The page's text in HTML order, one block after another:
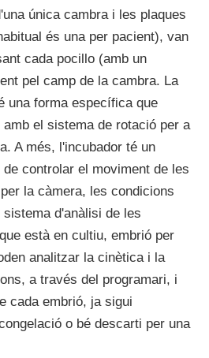
única cambra i les plaques
és una per pacient), van
cada pocillo (amb un
pel camp de la cambra. La
una forma específica que
el sistema de rotació per a
A més, l'incubador té un
controlar el moviment de les
la càmera, les condicions
d'anàlisi de les
està en cultiu, embrió per
analitzar la cinètica i la
a través del programari, i
cada embrió, ja sigui
o bé descarti per una